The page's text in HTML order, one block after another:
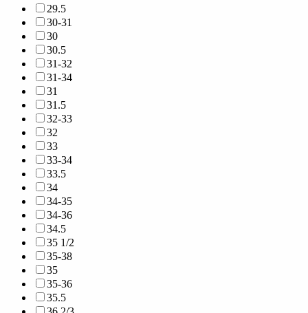
29.5
30-31
30
30.5
31-32
31-34
31
31.5
32-33
32
33
33-34
33.5
34
34-35
34-36
34.5
35 1/2
35-38
35
35-36
35.5